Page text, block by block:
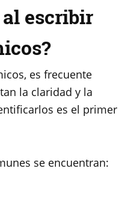
escribir
es frecuente
la claridad y la
es el primer
se encuentran: